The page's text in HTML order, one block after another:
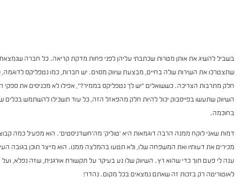
בשביל להשיג את אותן מטרות שכתבתי עליהן לפני פחות מדקת קריאה. כל חברה
שתצטרכו את השירות שלה בחיים, מבצעת שיווק מסוים. יש חברות, כמו נטפליקס לדוגמה,
חלק מתרבות הצריכה. כששואלים "יש לך נטפליקס בממיר?", אפילו לא מכניסים את ספקי
השיווק שתעשו בפייסבוק יכול להיות חלק מהפאזל הזה, כל עוד תשכילו להשתמש בכלים
בחוכמה.
דמות שאני לוקח ממנה הרבה דוגמאות היא 'טוליק' מה'חשדניסטים'. הוא מפעיל כמה
מכירים את דעותיו ואת המשפחה שלו, ולא תטעו בהמלצה ממנו. הוא מייצר תוכן בגובה
ענה לי פעם תוך כדי שהוא רץ. השיווק שלו נע בעיקר על תקשורת אורגנית, שזה נפלא,
לאוטוריטה רק בזכות זה שאתם נמצאים בכל מקום. נהדר!